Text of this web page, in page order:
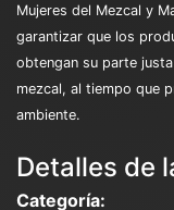
Mujeres del Mezcal y
garantizar que los
obtengan su parte
mezcal, al tiempo que
ambiente.
Detalles de
Categoría: